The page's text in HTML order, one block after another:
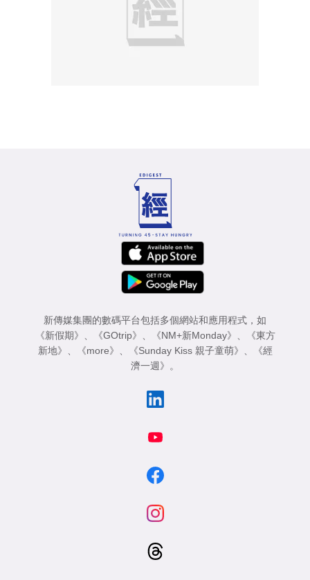
新傳媒集團的數碼平台包括多個網站和應用程式，如
《新假期》
《GOtrip》 《NM+新Monday》
《東方
新地》
《more》 《Sunday Kiss 親子童萌》
《經
濟一週》
。